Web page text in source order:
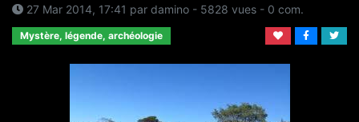
27 Mar 2014, 17:41 par damino - 5828 vues - 0 com.
Mystère, légende, archéologie